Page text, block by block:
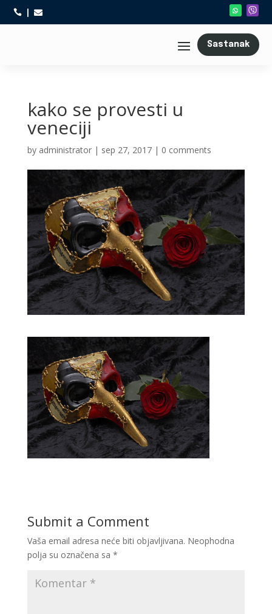
 
Sastanak
kako se provesti u
veneciji
by administrator| sep 27, 2017| 0 comments
Submit a Comment
Vaša email adresa neće biti objavljivana. Neophodna
polja su označena sa *